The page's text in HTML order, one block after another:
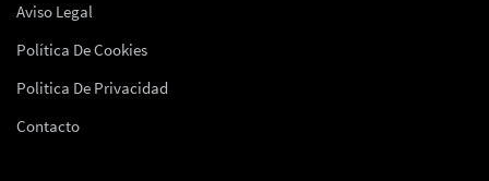
Aviso Legal
Política De Cookies
Politica De Privacidad
Contacto